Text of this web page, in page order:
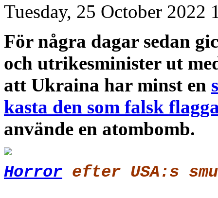
Tuesday, 25 October 2022
För några dagar sedan
och utrikesminister ut
att Ukraina har minst en
kasta den som falsk
använde en atombomb.
Horror efter USA:s